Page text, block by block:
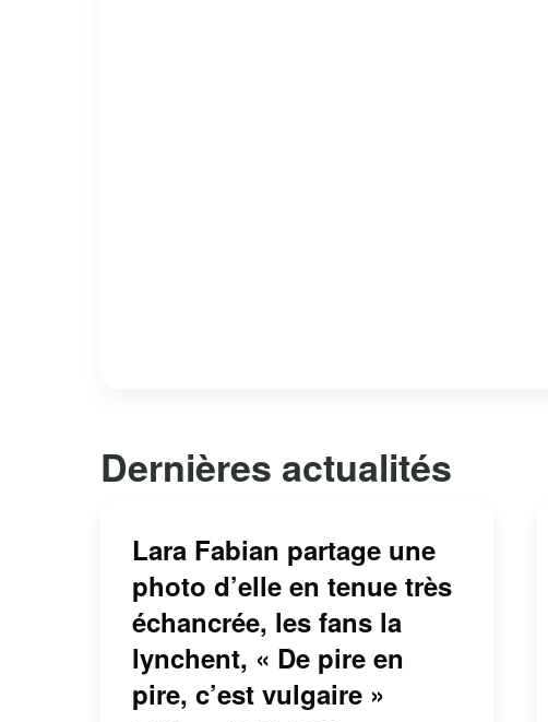
Dernières actualités
Lara Fabian partage une
photo d’elle en tenue très
échancrée, les fans la
lynchent, « De pire en
pire, c’est vulgaire »